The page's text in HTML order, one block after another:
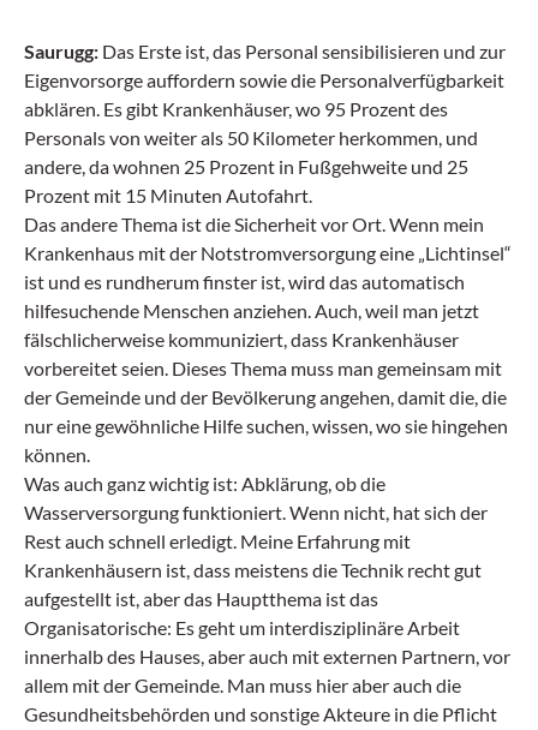
Saurugg: Das Erste ist, das Personal sensibilisieren und zur
Eigenvorsorge auffordern sowie die Personalverfügbarkeit
abklären. Es gibt Krankenhäuser, wo 95 Prozent des
Personals von weiter als 50 Kilometer herkommen, und
andere, da wohnen 25 Prozent in Fußgehweite und 25
Prozent mit 15 Minuten Autofahrt.
Das andere Thema ist die Sicherheit vor Ort. Wenn mein
Krankenhaus mit der Notstromversorgung eine „Lichtinsel“
ist und es rundherum finster ist, wird das automatisch
hilfesuchende Menschen anziehen. Auch, weil man jetzt
fälschlicherweise kommuniziert, dass Krankenhäuser
vorbereitet seien. Dieses Thema muss man gemeinsam mit
der Gemeinde und der Bevölkerung angehen, damit die, die
nur eine gewöhnliche Hilfe suchen, wissen, wo sie hingehen
können.
Was auch ganz wichtig ist: Abklärung, ob die
Wasserversorgung funktioniert. Wenn nicht, hat sich der
Rest auch schnell erledigt. Meine Erfahrung mit
Krankenhäusern ist, dass meistens die Technik recht gut
aufgestellt ist, aber das Hauptthema ist das
Organisatorische: Es geht um interdisziplinäre Arbeit
innerhalb des Hauses, aber auch mit externen Partnern, vor
allem mit der Gemeinde. Man muss hier aber auch die
Gesundheitsbehörden und sonstige Akteure in die Pflicht